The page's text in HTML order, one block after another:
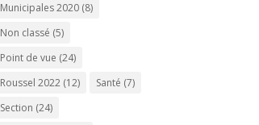
Municipales 2020 (8)
Non classé (5)
Point de vue (24)
Roussel 2022 (12) Santé (7)
Section (24)